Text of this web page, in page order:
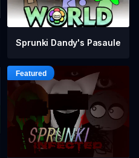
Sprunki Dandy's Pasaule